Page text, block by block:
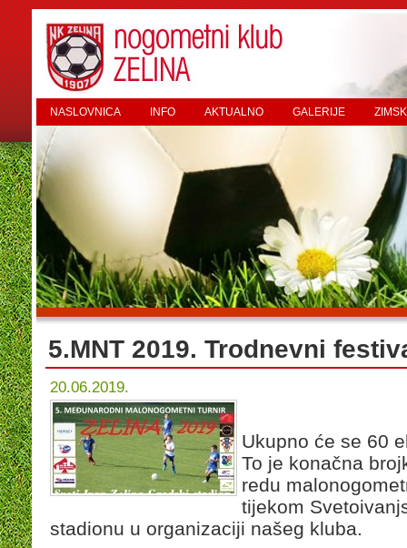
NASLOVNICA INFO AKTUALNO GALERIJE
5.MNT 2019. Trodnevni
20.06.2019.
Ukupno će se 60
To je konačna
redu
tijekom
stadionu u organizaciji našeg kluba.